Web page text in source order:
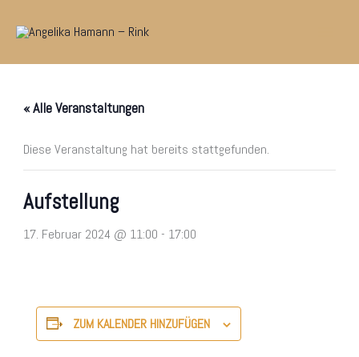
Inhalt
« Alle Veranstaltungen
Diese Veranstaltung hat bereits stattgefunden.
Aufstellung
17. Februar 2024 @ 11:00 - 17:00
ZUM KALENDER HINZUFÜGEN